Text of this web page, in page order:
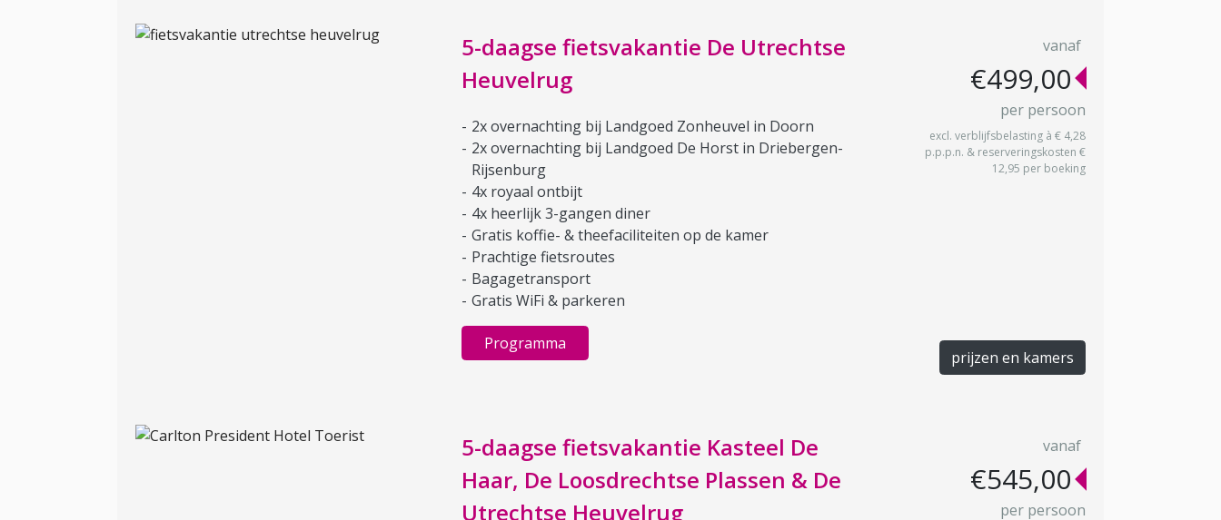
5-daagse fietsvakantie De Utrechtse
Heuvelrug
2x overnachting bij Landgoed Zonheuvel in Doorn
2x overnachting bij Landgoed De Horst in Driebergen-
Rijsenburg
4x royaal ontbijt
4x heerlijk 3-gangen diner
Gratis koffie- & theefaciliteiten op de kamer
Prachtige fietsroutes
Bagagetransport
Gratis WiFi & parkeren
Programma
vanaf
€499,00
per persoon
excl. verblijfsbelasting à € 4,28
p.p.p.n. & reserveringskosten €
12,95 per boeking
prijzen en kamers
5-daagse fietsvakantie Kasteel De
Haar, De Loosdrechtse Plassen & De
Utrechtse Heuvelrug
vanaf
€545,00
per persoon